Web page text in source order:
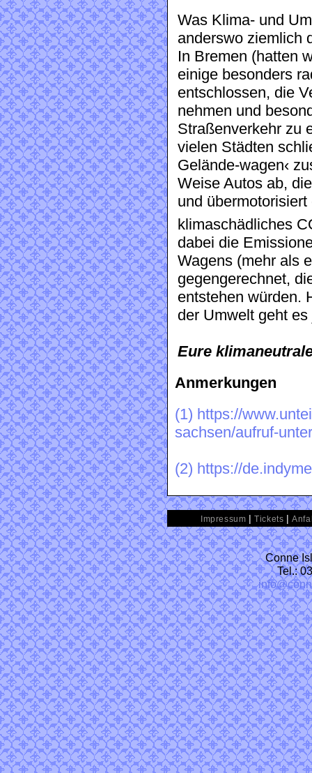
Was Klima- und
anderswo ziemlich
In Bremen (hatten
einige besonders
entschlossen, die
nehmen und
Straßenverkehr zu
vielen Städten
Gelände-wagen‹
Weise Autos ab,
und
klimaschädliches
dabei die
Wagens (mehr als
gegengerechnet,
entstehen würden.
der Umwelt geht
Eure
Anmerkungen
(1) https://
sachsen/aufruf-
(2) https://
Impressum |Tickets |
Conne
Tel.: